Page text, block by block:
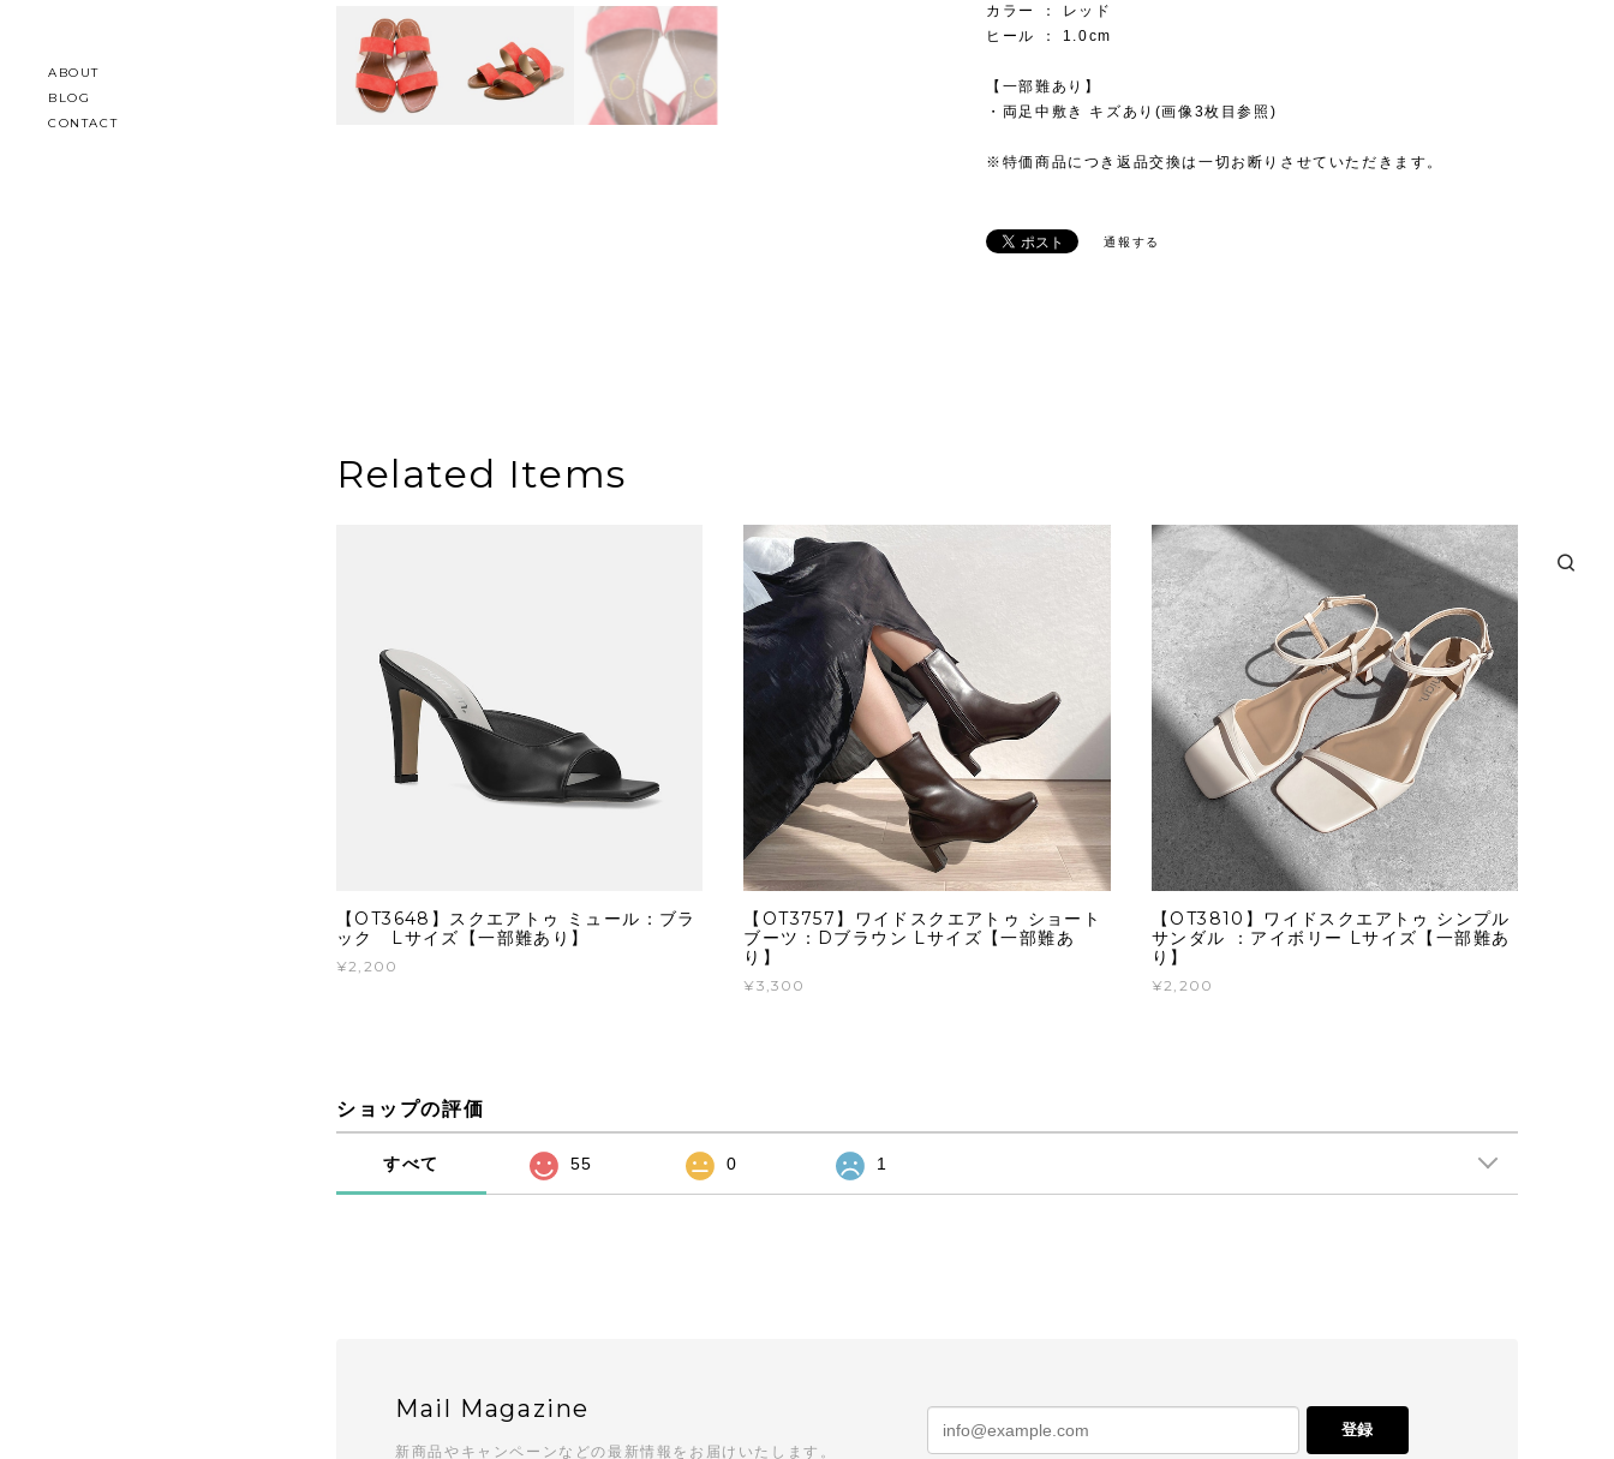
ABOUT
BLOG
CONTACT
カラー ： レッド
ヒール ： 1.0cm
【一部難あり】
・両足中敷き キズあり(画像3枚目参照)
※特価商品につき返品交換は一切お断りさせていただきます。
通報する
Related Items
【OT3648】スクエアトゥ ミュール：ブラ
ック Lサイズ【一部難あり】
¥2,200
【OT3757】ワイドスクエアトゥ ショート
ブーツ：Dブラウン Lサイズ【一部難あ
り】
¥3,300
【OT3810】ワイドスクエアトゥ シンプル
サンダル ：アイボリー Lサイズ【一部難あ
り】
¥2,200
ショップの評価
すべて 55 0 1
Mail Magazine
新商品やキャンペーンなどの最新情報をお届けいたします。
登録